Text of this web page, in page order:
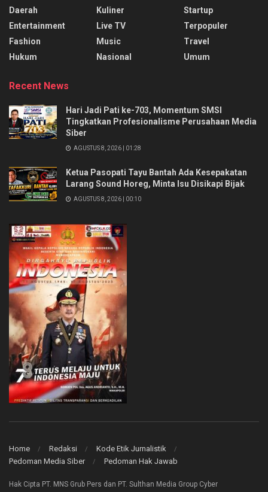
Daerah
Entertainment
Fashion
Hukum
Kuliner
Live TV
Music
Nasional
Startup
Terpopuler
Travel
Umum
Recent News
Hari Jadi Pati ke-703, Momentum SMSI
Tingkatkan Profesionalisme Perusahaan Media
Siber
AGUSTUS 8, 2026 | 01:28
Ketua Pasopati Tayu Bantah Ada Kesepakatan
Larang Sound Horeg, Minta Isu Disikapi Bijak
AGUSTUS 8, 2026 | 00:10
Home Redaksi
Kode Etik Jurnalistik
Pedoman Media Siber
Pedoman Hak Jawab
Hak Cipta PT. MNS Grub Pers dan PT. Sulthan Media Group Cyber